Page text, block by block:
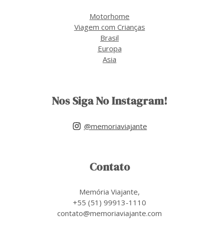
Motorhome
Viagem com Crianças
Brasil
Europa
Asia
Nos Siga No Instagram!
@memoriaviajante
Contato
Memória Viajante,
+55 (51) 99913-1110
contato@memoriaviajante.com